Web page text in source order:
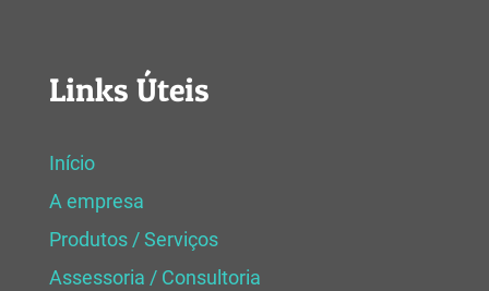
Links Úteis
Início
A empresa
Produtos / Serviços
Assessoria / Consultoria